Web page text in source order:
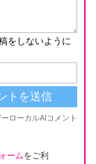
ームをご利